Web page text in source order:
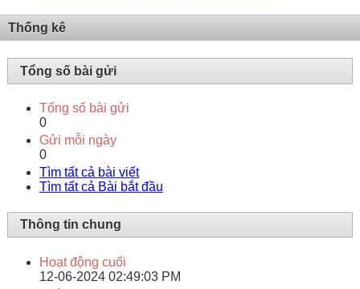
Thống kê
Tổng số bài gửi
Tổng số bài gửi
0
Gửi mỗi ngày
0
Tìm tất cả bài viết
Tìm tất cả Bài bắt đầu
Thông tin chung
Hoạt động cuối
12-06-2024 02:49:03 PM